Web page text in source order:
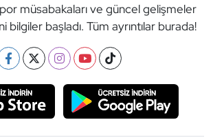
müsabakaları ve güncel gelişmeler
bilgiler başladı. Tüm ayrıntılar burada!